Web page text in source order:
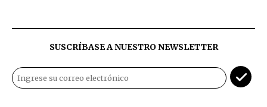
SUSCRÍBASE A NUESTRO NEWSLETTER